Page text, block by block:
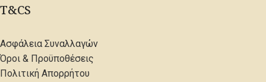
T&CS
Ασφάλεια Συναλλαγών
Όροι & Προϋποθέσεις
Πολιτική Απορρήτου